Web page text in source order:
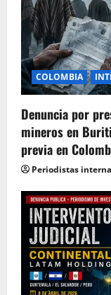
COLOMBIA
Denuncia por
mineros en
previa en
Periodistas